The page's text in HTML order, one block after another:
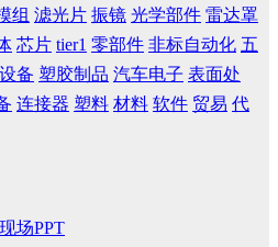
组 滤光片 振镜 光学部件 雷达罩
芯片 tier1 零部件 非标自动化 五
备 塑胶制品 汽车电子 表面处
连接器 塑料 材料 软件 贸易 代
场PPT